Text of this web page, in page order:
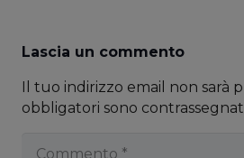
Lascia un commento
Il tuo indirizzo email non sarà
obbligatori sono